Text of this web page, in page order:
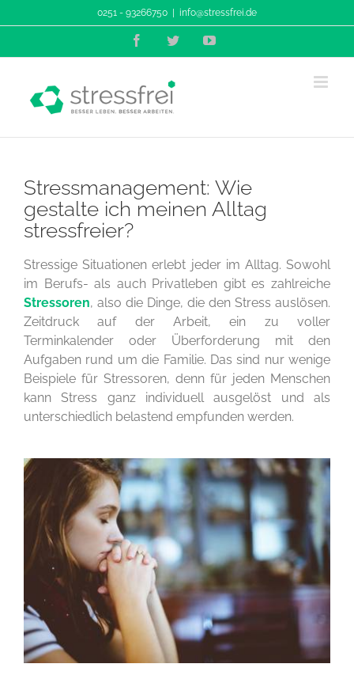
Inhalt
0251 - 93266750 info@stressfrei.de
FacebookTwitterYouTube
Stressmanagement: Wie
gestalte ich meinen Alltag
stressfreier?
Stressige Situationen erlebt jeder im Alltag. Sowohl
im Berufs- als auch Privatleben gibt es zahlreiche
Stressoren, also die Dinge, die den Stress auslösen.
Zeitdruck auf der Arbeit, ein zu voller
Terminkalender oder Überforderung mit den
Aufgaben rund um die Familie. Das sind nur wenige
Beispiele für Stressoren, denn für jeden Menschen
kann Stress ganz individuell ausgelöst und als
unterschiedlich belastend empfunden werden.